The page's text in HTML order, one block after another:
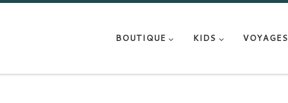
BOUTIQUE
KIDS VOYAGES